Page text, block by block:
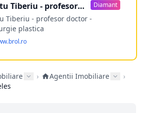
Tiberiu - profesor
Diamant
Tiberiu - profesor doctor -
plastica
› Agentii Imobiliare
›